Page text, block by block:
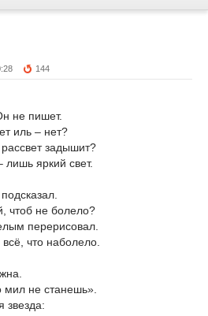
144
не пишет.
иль – нет?
задышит?
лишь яркий свет.
чтоб не болело?
перерисовал.
что наболело.
мил не станешь».
звезда: